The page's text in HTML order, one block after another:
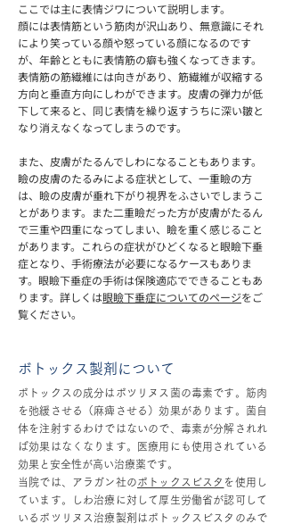
ここでは主に表情ジワについて説明します。
顔には表情筋という筋肉が沢山あり、無意識にそれ
により笑っている顔や怒っている顔になるのです
が、年齢とともに表情筋の癖も強くなってきます。
表情筋の筋繊維には向きがあり、筋繊維が収縮する
方向と垂直方向にしわができます。皮膚の弾力が低
下して来ると、同じ表情を繰り返すうちに深い皺と
なり消えなくなってしまうのです。
また、皮膚がたるんでしわになることもあります。
瞼の皮膚のたるみによる症状として、一重瞼の方
は、瞼の皮膚が垂れ下がり視界をふさいでしまうこ
とがあります。また二重瞼だった方が皮膚がたるん
で三重や四重になってしまい、瞼を重く感じること
があります。これらの症状がひどくなると眼瞼下垂
症となり、手術療法が必要になるケースもありま
す。眼瞼下垂症の手術は保険適応でできることもあ
ります。詳しくは眼瞼下垂症についてのページをご
覧ください。
ボトックス製剤について
ボトックスの成分はボツリヌス菌の毒素です。筋肉
を弛緩させる（麻痺させる）効果があります。菌自
体を注射するわけではないので、毒素が分解されれ
ば効果はなくなります。医療用にも使用されている
効果と安全性が高い治療薬です。
当院では、アラガン社のボトックスビスタ を使用し
ています。しわ治療に対して厚生労働省が認可して
いるボツリヌス治療製剤はボトックスビスタのみで